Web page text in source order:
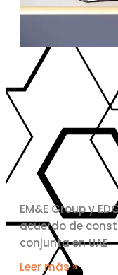
EM&E Group y
acuerdo de
conjunta en UAE
Leer más »